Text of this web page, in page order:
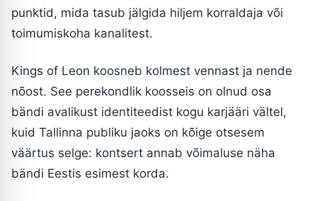
punktid, mida tasub jälgida hiljem korraldaja või
toimumiskoha kanalitest.
Kings of Leon koosneb kolmest vennast ja nende
nõost. See perekondlik koosseis on olnud osa
bändi avalikust identiteedist kogu karjääri vältel,
kuid Tallinna publiku jaoks on kõige otsesem
väärtus selge: kontsert annab võimaluse näha
bändi Eestis esimest korda.